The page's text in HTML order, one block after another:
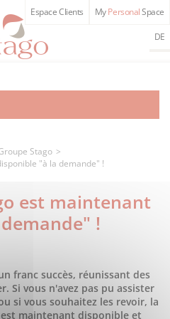
Espace Clients MyPersonalSpace
DE
Stago
"à la demande" !
est maintenant
!
franc succès, réunissant des
Si vous n'avez pas pu assister
si vous souhaitez les revoir, la
maintenant disponible et